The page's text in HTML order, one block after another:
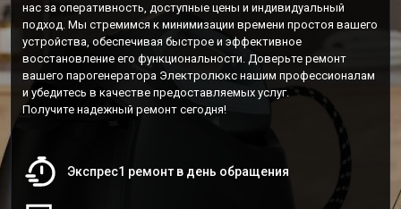
нас за оперативность, доступные цены и индивидуальный
подход. Мы стремимся к минимизации времени простоя вашего
устройства, обеспечивая быстрое и эффективное
восстановление его функциональности. Доверьте ремонт
вашего парогенератора Электролюкс нашим профессионалам
и убедитесь в качестве предоставляемых услуг.
Получите надежный ремонт сегодня!
Экспрес1 ремонт в день обращения